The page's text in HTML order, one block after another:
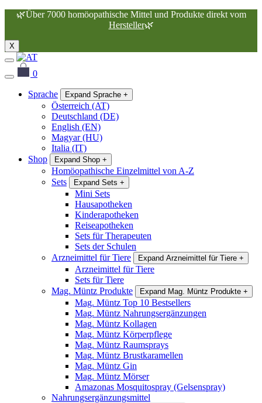
🌿Über 7000 homöopathische Mittel und Produkte direkt vom
Hersteller🌿
X
0
Sprache Expand Sprache +
Österreich (AT)
Deutschland (DE)
English (EN)
Magyar (HU)
Italia (IT)
Shop
Expand Shop +
Homöopathische Einzelmittel von A-Z
Sets
Expand Sets +
Mini Sets
Hausapotheken
Kinderapotheken
Reiseapotheken
Sets für Therapeuten
Sets der Schulen
Arzneimittel für Tiere
Expand Arzneimittel für Tiere +
Arzneimittel für Tiere
Sets für Tiere
Mag. Müntz Produkte
Expand Mag. Müntz Produkte +
Mag. Müntz Top 10 Bestsellers
Mag. Müntz Nahrungsergänzungen
Mag. Müntz Kollagen
Mag. Müntz Körperpflege
Mag. Müntz Raumsprays
Mag. Müntz Brustkaramellen
Mag. Müntz Gin
Mag. Müntz Mörser
Amazonas Mosquitospray (Gelsenspray)
Nahrungsergänzungsmittel